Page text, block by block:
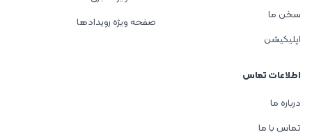
سخن ما
اپلیکیشن
صفحه ویژه رویدادها
اطلاعات تماس
درباره ما
تماس با ما